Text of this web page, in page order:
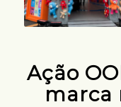
Ação
marca